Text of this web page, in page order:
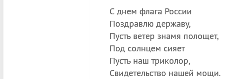
С днем флага России
Поздравлю державу,
Пусть ветер знамя полощет,
Под солнцем сияет
Пусть наш триколор,
Свидетельство нашей мощи.